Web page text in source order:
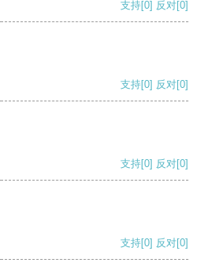
支持[0] 反对[0]
支持[0] 反对[0]
支持[0] 反对[0]
支持[0] 反对[0]